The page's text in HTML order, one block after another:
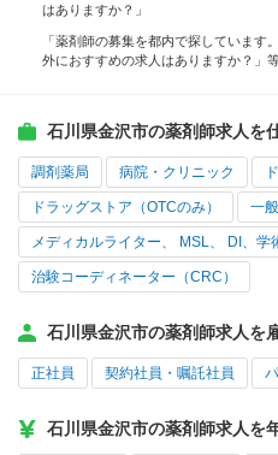
はありますか？」
「薬剤師の募集を都内で探しています
外におすすめの求人はありますか？」
石川県金沢市の薬剤師求人を
調剤薬局 病院・クリニック
ドラッグストア（OTCのみ） 一
メディカルライター、 MSL、 DI、学
治験コーディネーター（CRC）
石川県金沢市の薬剤師求人を
正社員 契約社員・嘱託社員
石川県金沢市の薬剤師求人を